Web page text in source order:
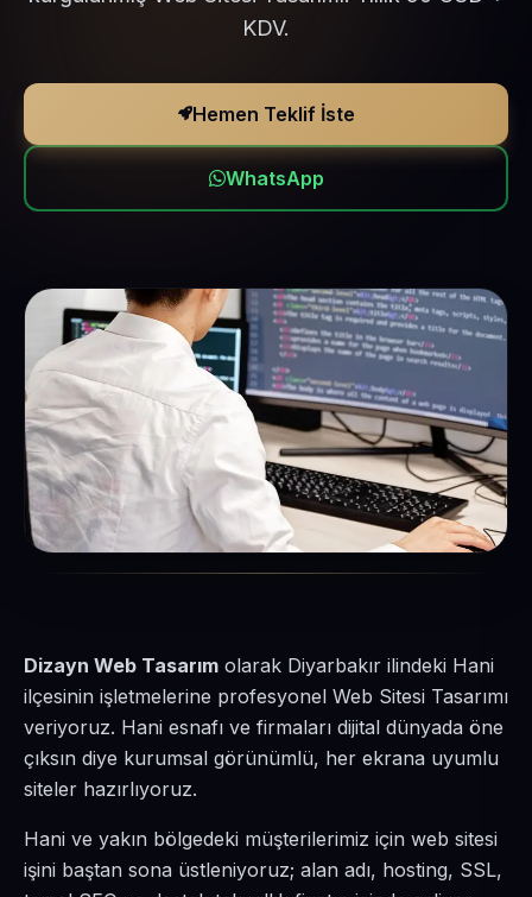
KDV.
Hemen Teklif İste
WhatsApp
Dizayn Web Tasarım olarak Diyarbakır ilindeki Hani
ilçesinin işletmelerine profesyonel Web Sitesi Tasarımı
veriyoruz. Hani esnafı ve firmaları dijital dünyada öne
çıksın diye kurumsal görünümlü, her ekrana uyumlu
siteler hazırlıyoruz.
Hani ve yakın bölgedeki müşterilerimiz için web sitesi
işini baştan sona üstleniyoruz; alan adı, hosting, SSL,